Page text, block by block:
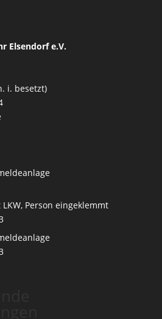
Elsendorf e.V.
i. besetzt)
Person eingeklemmt